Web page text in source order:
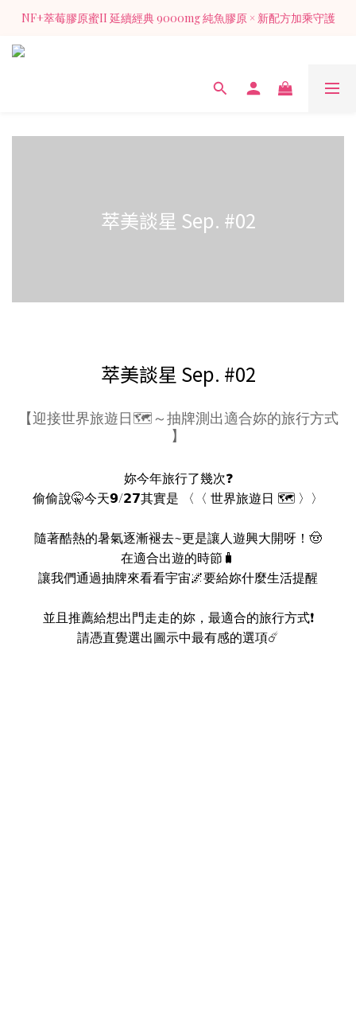
NF+萃莓膠原蜜II 延續經典 9000mg 純魚膠原 × 新配方加乘守護
NF+萃莓膠原蜜II 延續經典 9000mg 純魚膠原 × 新配方加乘守護
NF+萃莓膠原蜜II 延續經典 9000mg 純魚膠原 × 新配方加乘守護
萃美談星 Sep. #02
萃美談星 Sep. #02
【迎接世界旅遊日🗺️～抽牌測出適合妳的旅行方式
】
妳今年旅行了幾次❓
偷偷說🤫今天𝟵/𝟮𝟳其實是 〈〈 世界旅遊日 🗺️ 〉〉
隨著酷熱的暑氣逐漸褪去~更是讓人遊興大開呀！🤠
在適合出遊的時節🧳
讓我們通過抽牌來看看宇宙🌌要給妳什麼生活提醒
並且推薦給想出門走走的妳，最適合的旅行方式❗
請憑直覺選出圖示中最有感的選項☄️